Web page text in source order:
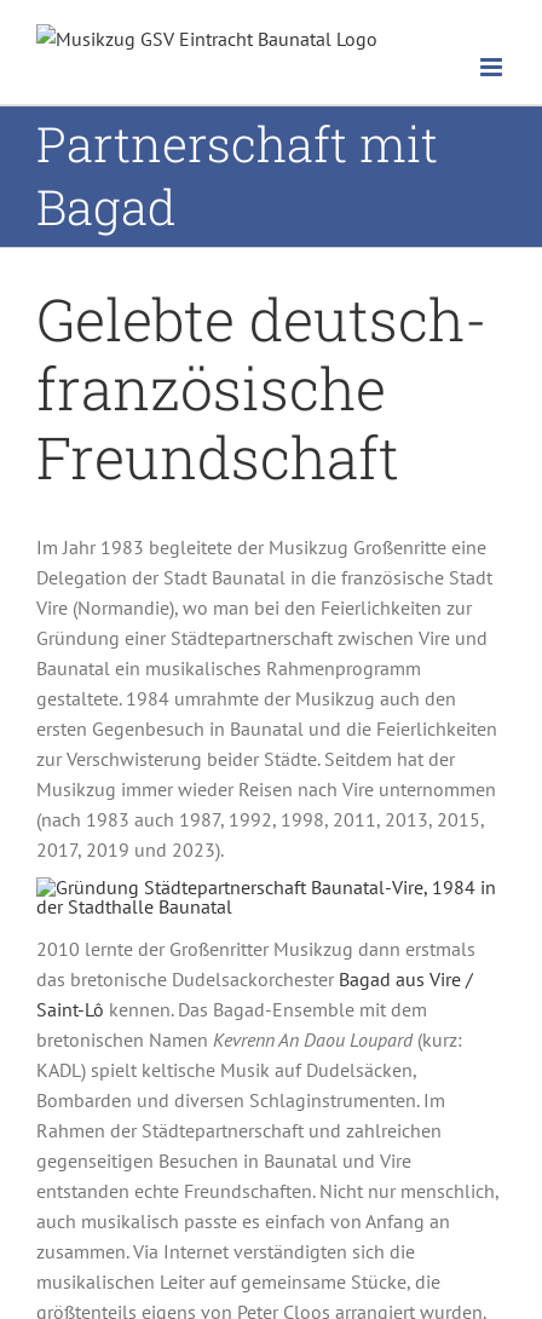
Inhalt
Partnerschaft mit
Bagad
Gelebte deutsch-
französische
Freundschaft
Im Jahr 1983 begleitete der Musikzug Großenritte eine
Delegation der Stadt Baunatal in die französische Stadt
Vire (Normandie), wo man bei den Feierlichkeiten zur
Gründung einer Städtepartnerschaft zwischen Vire und
Baunatal ein musikalisches Rahmenprogramm
gestaltete. 1984 umrahmte der Musikzug auch den
ersten Gegenbesuch in Baunatal und die Feierlichkeiten
zur Verschwisterung beider Städte. Seitdem hat der
Musikzug immer wieder Reisen nach Vire unternommen
(nach 1983 auch 1987, 1992, 1998, 2011, 2013, 2015,
2017, 2019 und 2023).
2010 lernte der Großenritter Musikzug dann erstmals
das bretonische Dudelsackorchester Bagad aus Vire /
Saint-Lô kennen. Das Bagad-Ensemble mit dem
bretonischen Namen Kevrenn An Daou Loupard(kurz:
KADL) spielt keltische Musik auf Dudelsäcken,
Bombarden und diversen Schlaginstrumenten. Im
Rahmen der Städtepartnerschaft und zahlreichen
gegenseitigen Besuchen in Baunatal und Vire
entstanden echte Freundschaften. Nicht nur menschlich,
auch musikalisch passte es einfach von Anfang an
zusammen. Via Internet verständigten sich die
musikalischen Leiter auf gemeinsame Stücke, die
größtenteils eigens von Peter Cloos arrangiert wurden.